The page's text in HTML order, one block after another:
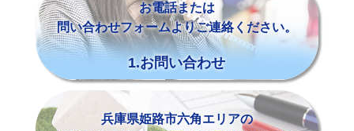
お電話または
問い合わせフォームよりご連絡ください。
1.お問い合わせ
兵庫県姫路市六角エリアの